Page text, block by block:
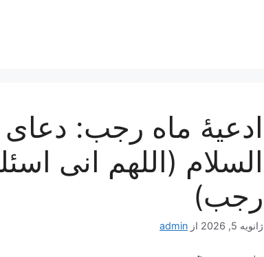
ادعیۀ ماه رجب: دعای
السلام (اللهم انی
رجب)
ژانویه 5, 2026 از admin